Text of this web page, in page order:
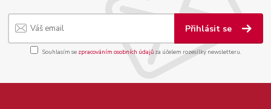
Přihlásit se
Souhlasím se zpracováním osobních údajůza účelem rozesílky newsletteru.